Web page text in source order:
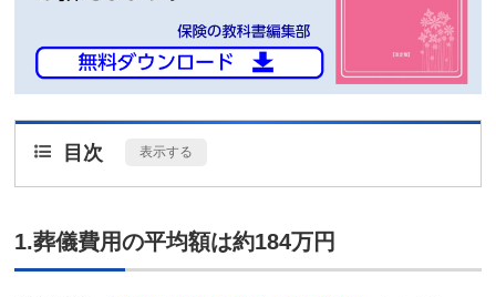
目次 表示する
1.葬儀費用の平均額は約184万円